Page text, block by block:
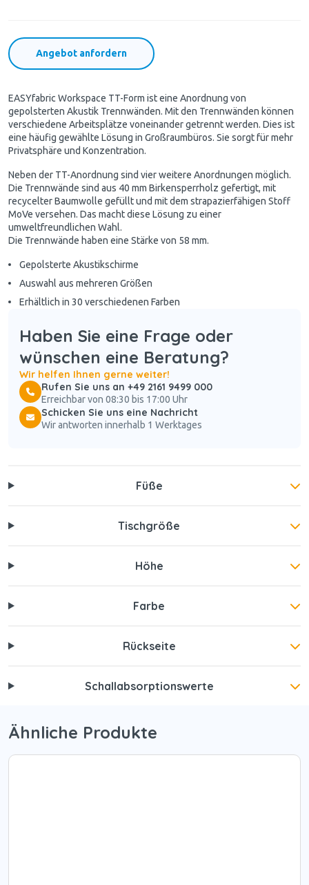
Angebot anfordern
EASYfabric Workspace TT-Form ist eine Anordnung von
gepolsterten Akustik Trennwänden. Mit den Trennwänden können
verschiedene Arbeitsplätze voneinander getrennt werden. Dies ist
eine häufig gewählte Lösung in Großraumbüros. Sie sorgt für mehr
Privatsphäre und Konzentration.
Neben der TT-Anordnung sind vier weitere Anordnungen möglich.
Die Trennwände sind aus 40 mm Birkensperrholz gefertigt, mit
recycelter Baumwolle gefüllt und mit dem strapazierfähigen Stoff
MoVe versehen. Das macht diese Lösung zu einer
umweltfreundlichen Wahl.
Die Trennwände haben eine Stärke von 58 mm.
Gepolsterte Akustikschirme
Auswahl aus mehreren Größen
Erhältlich in 30 verschiedenen Farben
Haben Sie eine Frage oder
wünschen eine Beratung?
Wir helfen Ihnen gerne weiter!
Rufen Sie uns an +49 2161 9499 000
Erreichbar von 08:30 bis 17:00 Uhr
Schicken Sie uns eine Nachricht
Wir antworten innerhalb 1 Werktages
Füße
Tischgröße
Höhe
Farbe
Rückseite
Schallabsorptionswerte
Ähnliche Produkte